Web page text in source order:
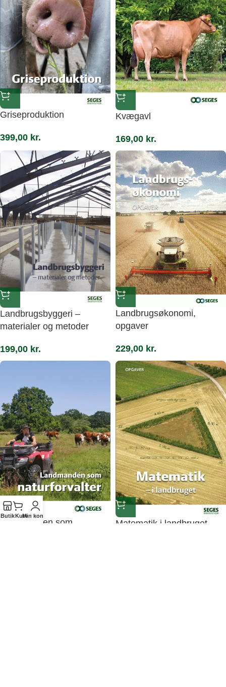
Griseproduktion
399,00 kr.
Kvægavl
169,00 kr.
Landbrugsbyggeri –
materialer og metoder
199,00 kr.
Landbrugsøkonomi,
opgaver
229,00 kr.
Landmanden som
Matematik i landbruget,
ButikKurvMin konto